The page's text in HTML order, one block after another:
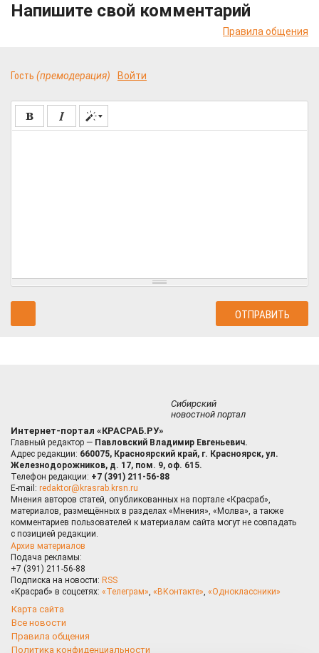
Напишите свой комментарий
Правила общения
Гость (премодерация) Войти
Сибирский
новостной портал
Интернет-портал «КРАСРАБ.РУ»
Главный редактор — Павловский Владимир Евгеньевич.
Адрес редакции: 660075, Красноярский край, г. Красноярск, ул.
Железнодорожников, д. 17, пом. 9, оф. 615.
Телефон редакции: +7 (391) 211-56-88
E-mail: redaktor@krasrab.krsn.ru
Мнения авторов статей, опубликованных на портале «Красраб»,
материалов, размещённых в разделах «Мнения», «Молва», а также
комментариев пользователей к материалам сайта могут не совпадать
с позицией редакции.
Архив материалов
Подача рекламы:
+7 (391) 211-56-88
Подписка на новости: RSS
«Красраб» в соцсетях: «Телеграм», «ВКонтакте», «Одноклассники»
Карта сайта
Все новости
Правила общения
Политика конфиденциальности